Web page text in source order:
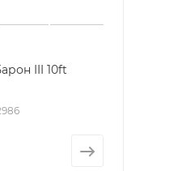
III 10ft